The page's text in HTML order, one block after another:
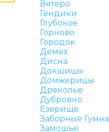
Вятеро
Гендики
Глубокое
Горново
Городок
Демех
Дисна
Докшицы
Домжерицы
Дреколье
Дубровно
Езерище
Заборные Гумна
Замошье